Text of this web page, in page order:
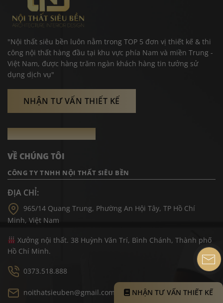
"Nội thất siêu bền luôn nằm trong TOP 5 đơn vị thiết kế & thi
công nội thất hàng đầu tại khu vực phía Nam và miền Trung -
Việt Nam, được hàng trăm ngàn khách hàng tin tưởng sử
dụng dịch vụ"
NHẬN TƯ VẤN THIẾT KẾ
VỀ CHÚNG TÔI
CÔNG TY TNHH NỘI THẤT SIÊU BỀN
ĐỊA CHỈ:
965/14 Quang Trung, Phường An Hội Tây, TP Hồ Chí
Minh, Việt Nam
Xưởng nội thất. 38 Huỳnh Văn Trí, Bình Chánh, Thành phố
Hồ Chí Minh.
0373.518.888
noithatsieuben@gmail.com NHẬN TƯ VẤN THIẾT KẾ